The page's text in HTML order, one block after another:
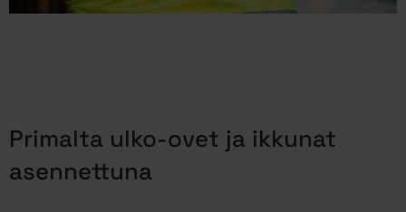
Primalta ulko-ovet ja ikkunat
asennettuna